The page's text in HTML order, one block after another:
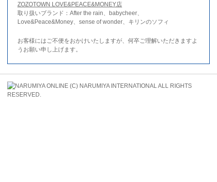
ZOZOTOWN LOVE&PEACE&MONEY店
取り扱いブランド：After the rain、babycheer、
Love&Peace&Money、sense of wonder、キリンのソフィ
お客様にはご不便をおかけいたしますが、何卒ご理解いただきますよ
うお願い申し上げます。